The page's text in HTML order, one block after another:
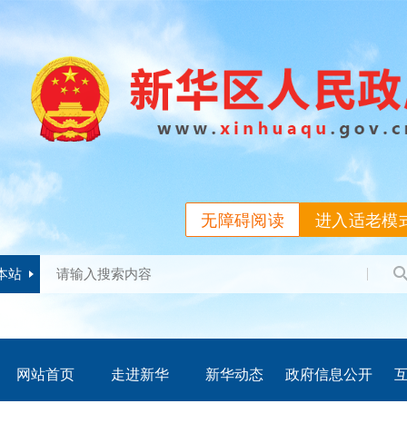
进入适老模
无障碍阅读
站
网站首页 走进新华 新华动态 政府信息公开